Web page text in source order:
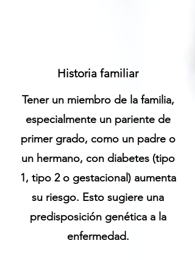
Historia familiar
Tener un miembro de la familia,
especialmente un pariente de
primer grado, como un padre o
un hermano, con diabetes (tipo
1, tipo 2 o gestacional) aumenta
su riesgo. Esto sugiere una
predisposición genética a la
enfermedad.